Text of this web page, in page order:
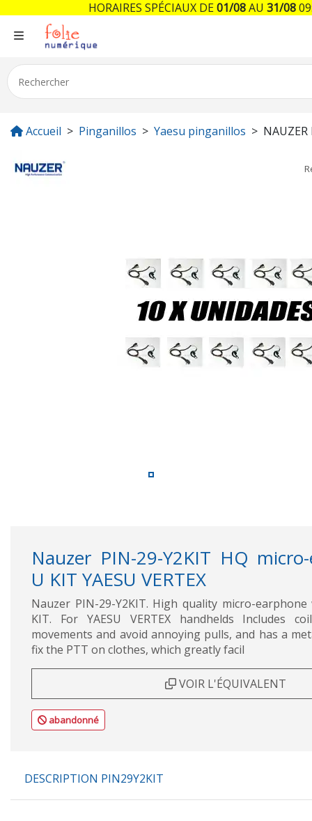
Accueil Pinganillos Yaesu pinganillos
Nauzer PIN-29-Y2KIT HQ
U KIT YAESU VERTEX
Nauzer PIN-29-Y2KIT. High quality micro-
KIT. For YAESU VERTEX handhelds Includes
movements and avoid annoying pulls, and has a
fix the PTT on clothes, which greatly facil
VOIR L'ÉQUIVALENT
abandonné
DESCRIPTION PIN29Y2KIT
HORAIRES SPÉCIAUX DE01/08AU 31/08